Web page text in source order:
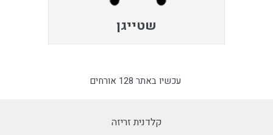
שטייגן
עכשיו באתר 128 אורחים
קלדנית זריזה